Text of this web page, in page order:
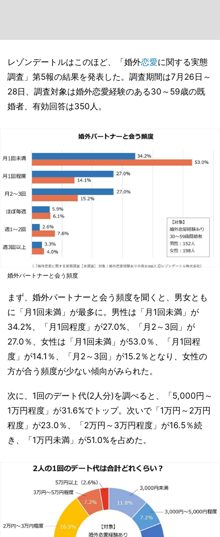
レゾンデートルはこのほど、「婚外恋愛に関する実態
調査」第5報の結果を発表した。調査期間は7月26日～
28日、調査対象は婚外恋愛経験のある30～59歳の既
婚者、有効回答は350人。
婚外パートナーと会う頻度
まず、婚外パートナーと会う頻度を聞くと、男女とも
に「月1回未満」が最多に。男性は「月1回未満」が
34.2%、「月1回程度」が27.0%、「月2～3回」が
27.0％、女性は「月1回未満」が53.0％、「月1回程
度」が14.1％、「月2～3回」が15.2％となり、女性の
方が合う頻度が少ない傾向がみられた。
次に、1回のデート代(2人分)を調べると、「5,000円～
1万円程度」が31.6%でトップ。次いで「1万円～2万円
程度」が23.0％、「2万円～3万円程度」が16.5％続
き、「1万円未満」が51.0%を占めた。